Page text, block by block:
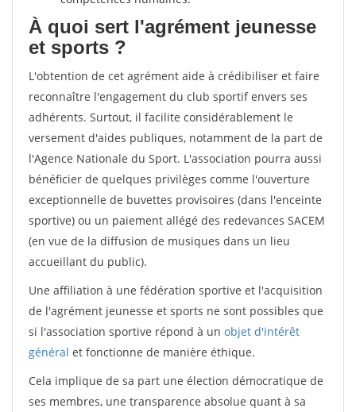
À quoi sert l'agrément jeunesse
et sports ?
L'obtention de cet agrément aide à crédibiliser et faire
reconnaître l'engagement du club sportif envers ses
adhérents. Surtout, il facilite considérablement le
versement d'aides publiques, notamment de la part de
l'Agence Nationale du Sport. L'association pourra aussi
bénéficier de quelques privilèges comme l'ouverture
exceptionnelle de buvettes provisoires (dans l'enceinte
sportive) ou un paiement allégé des redevances SACEM
(en vue de la diffusion de musiques dans un lieu
accueillant du public).
Une affiliation à une fédération sportive et l'acquisition
de l'agrément jeunesse et sports ne sont possibles que
si l'association sportive répond à un objet d'intérêt
général et fonctionne de manière éthique.
Cela implique de sa part une élection démocratique de
ses membres, une transparence absolue quant à sa